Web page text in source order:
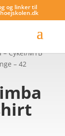
og linker til
Cykel/MTB
– 42